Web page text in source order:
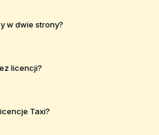
w dwie strony?
licencji?
Taxi?